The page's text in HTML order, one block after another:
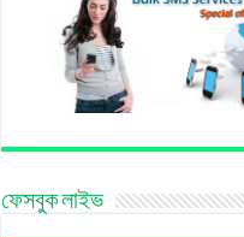
ফেসবুক লাইভ